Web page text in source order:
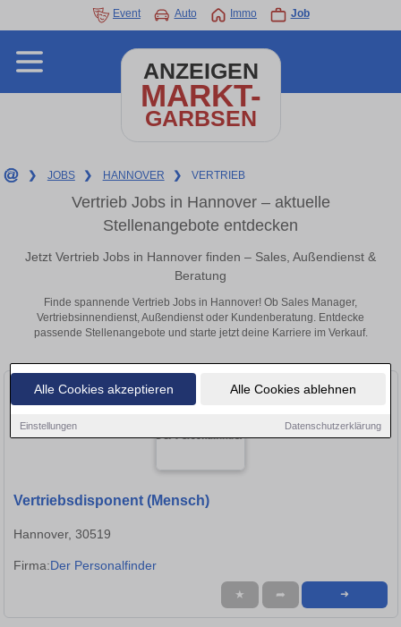
Alle Cookies akzeptieren Alle Cookies ablehnen
Einstellungen Datenschutzerklärung
Event Auto Immo Job
ANZEIGEN
MARKT-
GARBSEN
❯ JOBS ❯ HANNOVER ❯ VERTRIEB
Vertrieb Jobs in Hannover – aktuelle
Stellenangebote entdecken
Jetzt Vertrieb Jobs in Hannover finden – Sales, Außendienst &
Beratung
Finde spannende Vertrieb Jobs in Hannover! Ob Sales Manager,
Vertriebsinnendienst, Außendienst oder Kundenberatung. Entdecke
passende Stellenangebote und starte jetzt deine Karriere im Verkauf.
Vertriebsdisponent (Mensch)
Hannover, 30519
Firma:Der Personalfinder
★ ➦ ➜